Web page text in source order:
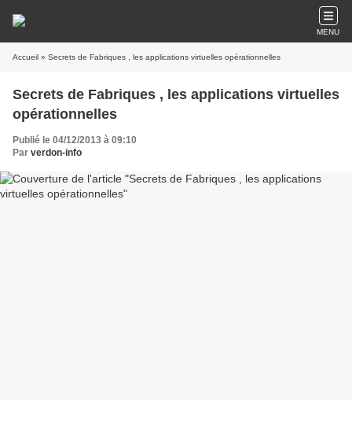
MENU
Accueil » Secrets de Fabriques , les applications virtuelles opérationnelles
Secrets de Fabriques , les applications virtuelles
opérationnelles
Publié le 04/12/2013 à 09:10
Par verdon-info